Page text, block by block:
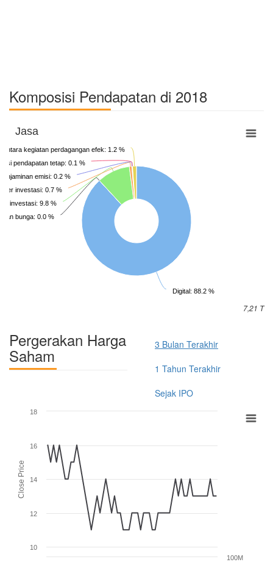
Komposisi Pendapatan di 2018
Jasa
Digital: 88.2 %
dan bunga: 0.0 %
investasi: 9.8 %
investasi: 0.7 %
emisi: 0.2 %
pendapatan tetap: 0.1 %
kegiatan perdagangan efek: 1.2 %
7,21 T
Pergerakan Harga
Saham
3 Bulan Terakhir
1 Tahun Terakhir
Sejak IPO
Close Price
10
12
14
16
18
100M